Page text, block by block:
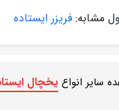
مشابه: فریزر ایستاده
سایر انواعیخچال